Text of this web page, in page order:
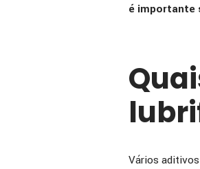
é importante
Vários